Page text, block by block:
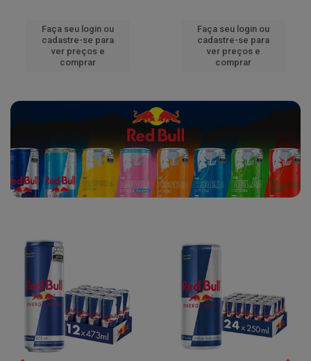
Faça seu login ou
cadastre-se para
ver preços e
comprar
Faça seu login ou
cadastre-se para
ver preços e
comprar